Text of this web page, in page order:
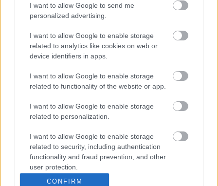
I want to allow Google to send me
personalized advertising.
I want to allow Google to enable storage
related to analytics like cookies on web or
device identifiers in apps.
I want to allow Google to enable storage
related to functionality of the website or app.
I want to allow Google to enable storage
related to personalization.
I want to allow Google to enable storage
related to security, including authentication
functionality and fraud prevention, and other
user protection.
CONFIRM
2006. október 26. 18.00-tól
filmrészletek vetítésével egybekötött beszélgetés
újságírók, fiatal filmesek részvételével a filmek
jelképhasználatokról
Ferencvárosi Művelődési Központ
(1097 Budapest, Haller u. 27.)
Telefon:(+36-1) 216 1300, 476 3410
forrás:
Z’ART Kor Kulturális Alapítvány,
Első Kötet Műhely